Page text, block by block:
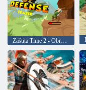
Zaštita Time 2 - Obrana špilje